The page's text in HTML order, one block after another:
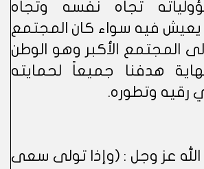
تجاه نفسه وتجاه
فيه سواء كان المجتمع
المجتمع الأكبر وهو الوطن
هدفنا جميعاً لحمايته
رقيه وتطوره.
عز وجل : (وإذا تولى سعى